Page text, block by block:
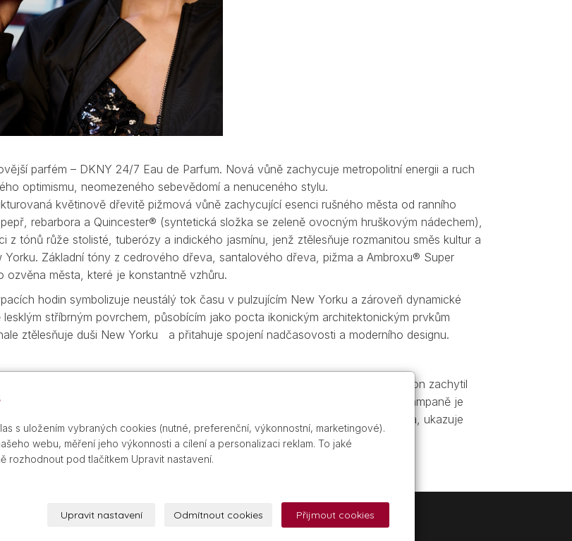
parfém – DKNY 24/7 Eau de Parfum. Nová vůně zachycuje metropolitní energii a ruch
optimismu, neomezeného sebevědomí a nenuceného stylu.
květinově dřevitě pižmová vůně zachycující esenci rušného města od ranního
rebarbora a Quincester® (syntetická složka se zeleně ovocným hruškovým nádechem),
tónů růže stolisté, tuberózy a indického jasmínu, jenž ztělesňuje rozmanitou směs kultur a
Základní tóny z cedrového dřeva, santalového dřeva, pižma a Ambroxu® Super
města, které je konstantně vzhůru.
hodin symbolizuje neustálý tok času v pulzujícím New Yorku a zároveň dynamické
stříbrným povrchem, působícím jako pocta ikonickým architektonickým prvkům
ztělesňuje duši New Yorku a přitahuje spojení nadčasovosti a moderního designu.
módní branže a dlouholetého spolupracovníka značky. Fotograf Dan Jackson zachytil
video spot, který dokonale rozvíjí příběh o slavném duchu města. Tváří kampaně je
Yorkem. Kampaň DKNY 24/7 je oslavou 24hodinového životního stylu města, ukazuje
parfumerií.
+420 605 209 211
s uložením vybraných cookies (nutné, preferenční, výkonnostní, marketingové).
webu, měření jeho výkonnosti a cílení a personalizaci reklam. To jaké
rozhodnout pod tlačítkem Upravit nastavení.
Upravit nastavení Odmítnout cookies Přijmout cookies